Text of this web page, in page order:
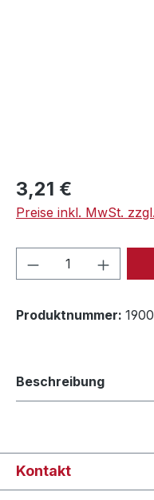
Regulärer Preis:
3,21 €
Preise inkl. MwSt.
Produkt
Produktnummer:
Beschreibung
Kontakt